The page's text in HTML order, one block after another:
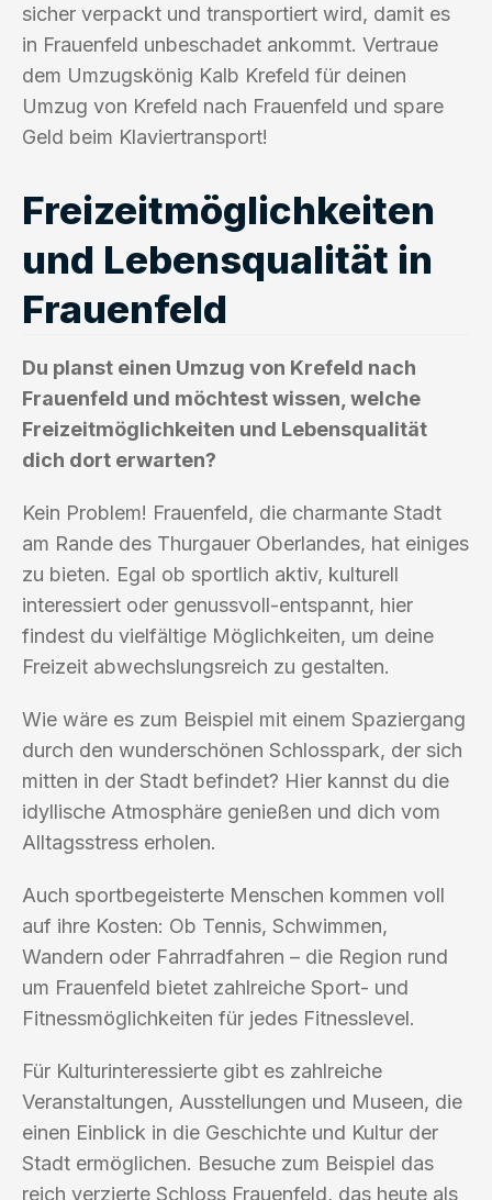
sicher verpackt und transportiert wird, damit es
in Frauenfeld unbeschadet ankommt. Vertraue
dem Umzugskönig Kalb Krefeld für deinen
Umzug von Krefeld nach Frauenfeld und spare
Geld beim Klaviertransport!
Freizeitmöglichkeiten
und Lebensqualität in
Frauenfeld
Du planst einen Umzug von Krefeld nach
Frauenfeld und möchtest wissen, welche
Freizeitmöglichkeiten und Lebensqualität
dich dort erwarten?
Kein Problem! Frauenfeld, die charmante Stadt
am Rande des Thurgauer Oberlandes, hat einiges
zu bieten. Egal ob sportlich aktiv, kulturell
interessiert oder genussvoll-entspannt, hier
findest du vielfältige Möglichkeiten, um deine
Freizeit abwechslungsreich zu gestalten.
Wie wäre es zum Beispiel mit einem Spaziergang
durch den wunderschönen Schlosspark, der sich
mitten in der Stadt befindet? Hier kannst du die
idyllische Atmosphäre genießen und dich vom
Alltagsstress erholen.
Auch sportbegeisterte Menschen kommen voll
auf ihre Kosten: Ob Tennis, Schwimmen,
Wandern oder Fahrradfahren – die Region rund
um Frauenfeld bietet zahlreiche Sport- und
Fitnessmöglichkeiten für jedes Fitnesslevel.
Für Kulturinteressierte gibt es zahlreiche
Veranstaltungen, Ausstellungen und Museen, die
einen Einblick in die Geschichte und Kultur der
Stadt ermöglichen. Besuche zum Beispiel das
reich verzierte Schloss Frauenfeld, das heute als